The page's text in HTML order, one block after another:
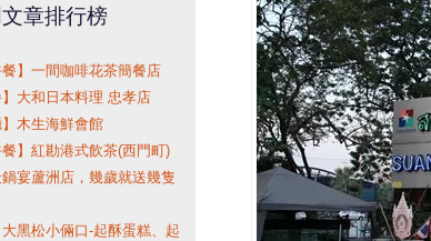
章排行榜
餐】一間咖啡花茶簡餐店
】大和日本料理 忠孝店
】木生海鮮會館
餐】紅勘港式飲茶(西門町)
鍋宴蘆洲店，幾歲就送幾隻
大黑松小倆口-起酥蛋糕、起